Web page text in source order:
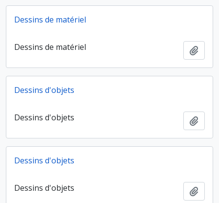
Dessins de matériel
Dessins de matériel
Dessins d'objets
Dessins d'objets
Dessins d'objets
Dessins d'objets